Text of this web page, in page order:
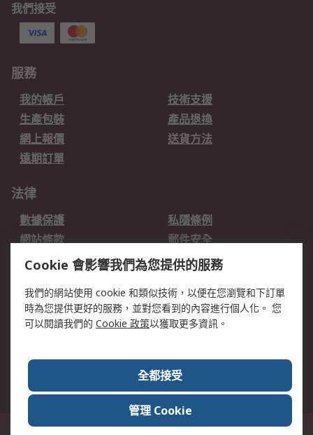
我們接受
服務
我的帳戶
技術支援
生產包裝
產品退換
網上報價
送貨方法
遠期訂單
法律
數據保護
私隱條例
網站條款
郵件安全
销售条款和条件
關於RS
RS的歷史
關於RS
加入我們
新聞中心
RS銷售條款
台灣新北市土城區中正路1號8樓之2, 郵遞區號23670 這個網站的所有解釋根據
Cookie 會影響我們為您提供的服務
我們的網站使用 cookie 和類似技術，以便在您瀏覽和下訂單
時為您提供更好的服務，並對您看到的內容進行個人化。 您
可以閱讀我們的 Cookie 政策以獲取更多資訊。
全都接受
管理 Cookie